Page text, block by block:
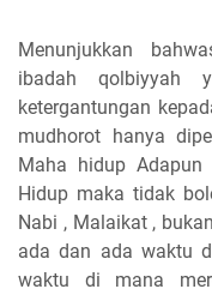
Menunjukkan
ibadah qolbiyyah
ketergantungan
mudhorot hanya
Maha hidup
Hidup maka tidak
Nabi , Malaikat ,
ada dan ada waktu
waktu di mana